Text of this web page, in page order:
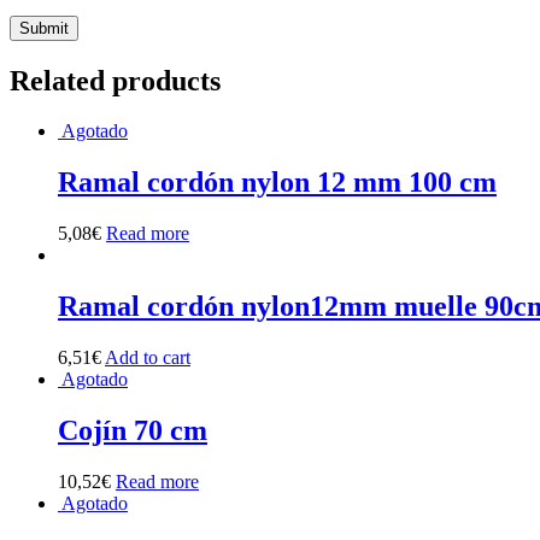
Related products
Agotado
Ramal cordón nylon 12 mm 100 cm
5,08€ Read more
Ramal cordón nylon12mm muelle
6,51€ Add to cart
Agotado
Cojín 70 cm
10,52€ Read more
Agotado